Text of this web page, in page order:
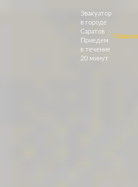
Эвакуатор
в городе
Саратов
Приедем
в течение
20 минут
Главная